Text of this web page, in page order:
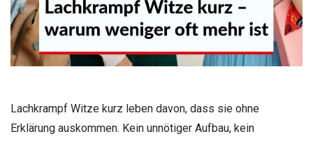
Lachkrampf Witze kurz leben davon, dass sie ohne
Erklärung auskommen. Kein unnötiger Aufbau, kein